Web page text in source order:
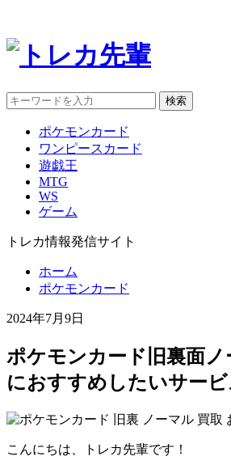
検索
ポケモンカード
ワンピースカード
遊戯王
MTG
WS
ゲーム
トレカ情報発信サイト
ホーム
ポケモンカード
2024年7月9日
ポケモンカード旧裏面ノ
におすすめしたいサービ
こんにちは、トレカ先輩です！